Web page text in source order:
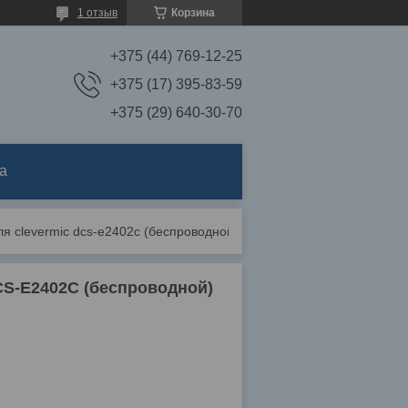
Корзина
1 отзыв
+375 (44) 769-12-25
+375 (17) 395-83-59
+375 (29) 640-30-70
clevermic dcs-e2402c (беспроводной)
E2402C (беспроводной)